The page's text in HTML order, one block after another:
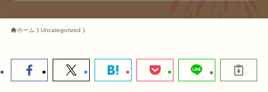
ホーム Uncategorized